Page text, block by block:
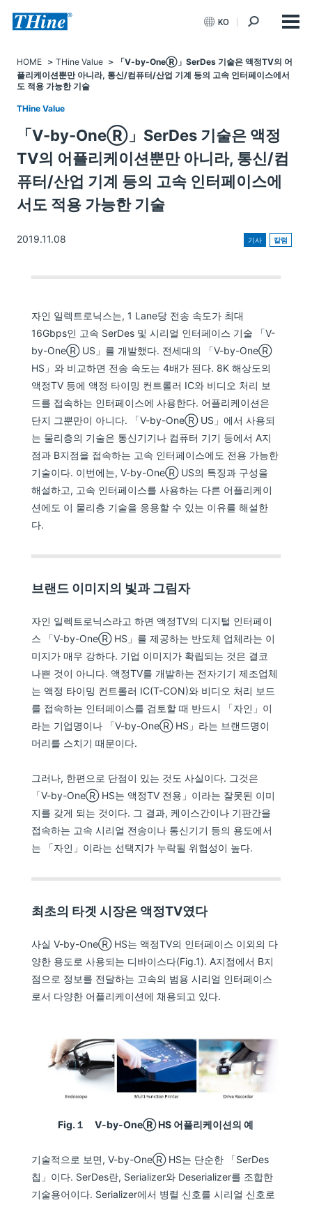
KO
HOME THine Value
「V-by-OneⓇ」SerDes 기술은 액정TV의 어
플리케이션뿐만 아니라, 통신/컴퓨터/산업 기계 등의 고속 인터페이스에서
도 적용 가능한 기술
THine Value
「V-by-OneⓇ」SerDes 기술은 액정
TV의 어플리케이션뿐만 아니라, 통신/컴
퓨터/산업 기계 등의 고속 인터페이스에
서도 적용 가능한 기술
2019.11.08 기사 칼럼
자인 일렉트로닉스는, 1 Lane당 전송 속도가 최대
16Gbps인 고속 SerDes 및 시리얼 인터페이스 기술 「V-
by-OneⓇ US」를 개발했다. 전세대의 「V-by-OneⓇ
HS」와 비교하면 전송 속도는 4배가 된다. 8K 해상도의
액정TV 등에 액정 타이밍 컨트롤러 IC와 비디오 처리 보
드를 접속하는 인터페이스에 사용한다. 어플리케이션은
단지 그뿐만이 아니다. 「V-by-OneⓇ US」에서 사용되
는 물리층의 기술은 통신기기나 컴퓨터 기기 등에서 A지
점과 B지점을 접속하는 고속 인터페이스에도 전용 가능한
기술이다. 이번에는, V-by-OneⓇ US의 특징과 구성을
해설하고, 고속 인터페이스를 사용하는 다른 어플리케이
션에도 이 물리층 기술을 응용할 수 있는 이유를 해설한
다.
브랜드 이미지의 빛과 그림자
자인 일렉트로닉스라고 하면 액정TV의 디지털 인터페이
스 「V-by-OneⓇ HS」를 제공하는 반도체 업체라는 이
미지가 매우 강하다. 기업 이미지가 확립되는 것은 결코
나쁜 것이 아니다. 액정TV를 개발하는 전자기기 제조업체
는 액정 타이밍 컨트롤러 IC(T-CON)와 비디오 처리 보드
를 접속하는 인터페이스를 검토할 때 반드시 「자인」이
라는 기업명이나 「V-by-OneⓇ HS」라는 브랜드명이
머리를 스치기 때문이다.
그러나, 한편으로 단점이 있는 것도 사실이다. 그것은
「V-by-OneⓇ HS는 액정TV 전용」이라는 잘못된 이미
지를 갖게 되는 것이다. 그 결과, 케이스간이나 기판간을
접속하는 고속 시리얼 전송이나 통신기기 등의 용도에서
는 「자인」이라는 선택지가 누락될 위험성이 높다.
최초의 타겟 시장은 액정TV였다
사실 V-by-OneⓇ HS는 액정TV의 인터페이스 이외의 다
양한 용도로 사용되는 디바이스다(Fig.1). A지점에서 B지
점으로 정보를 전달하는 고속의 범용 시리얼 인터페이스
로서 다양한 어플리케이션에 채용되고 있다.
Fig.１ V-by-OneⓇ HS 어플리케이션의 예
기술적으로 보면, V-by-OneⓇ HS는 단순한 「SerDes
칩」이다. SerDes란, Serializer와 Deserializer를 조합한
기술용어이다. Serializer에서 병렬 신호를 시리얼 신호로